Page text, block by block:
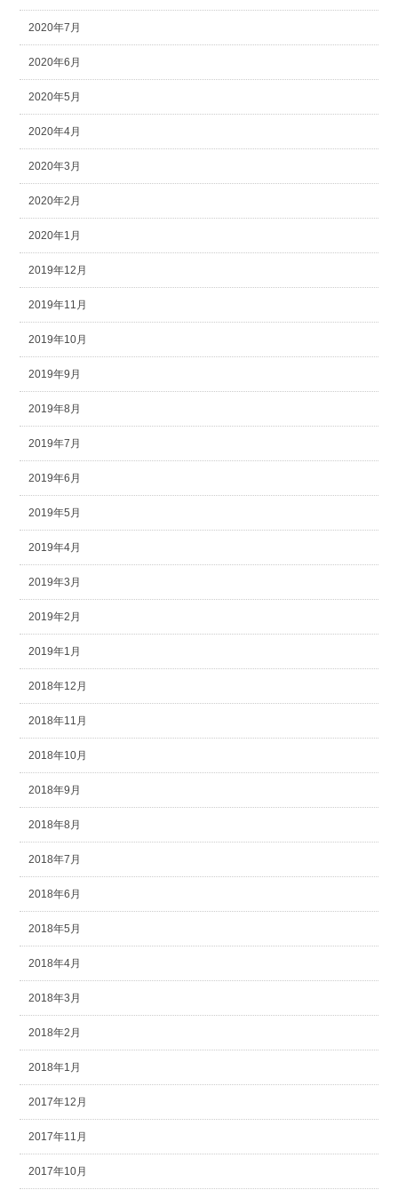
2020年7月
2020年6月
2020年5月
2020年4月
2020年3月
2020年2月
2020年1月
2019年12月
2019年11月
2019年10月
2019年9月
2019年8月
2019年7月
2019年6月
2019年5月
2019年4月
2019年3月
2019年2月
2019年1月
2018年12月
2018年11月
2018年10月
2018年9月
2018年8月
2018年7月
2018年6月
2018年5月
2018年4月
2018年3月
2018年2月
2018年1月
2017年12月
2017年11月
2017年10月